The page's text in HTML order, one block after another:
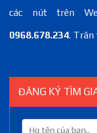
các nút trên
0968.678.234. Trân
ĐĂNG KÝ TÌM